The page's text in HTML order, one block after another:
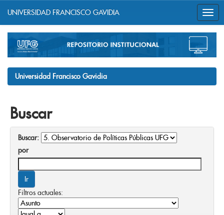
navigation
UNIVERSIDAD FRANCISCO GAVIDIA
Universidad Francisco Gavidia
Buscar
Buscar:
por
Filtros actuales: